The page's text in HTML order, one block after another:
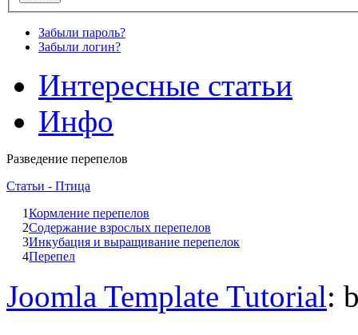
Забыли пароль?
Забыли логин?
Интересные статьи
Инфо
Разведение перепелов
Статьи - Птица
1Кормление перепелов
2Содержание взрослых перепелов
3Инкубация и выращивание перепелок
4Перепел
Joomla Template Tutorial: